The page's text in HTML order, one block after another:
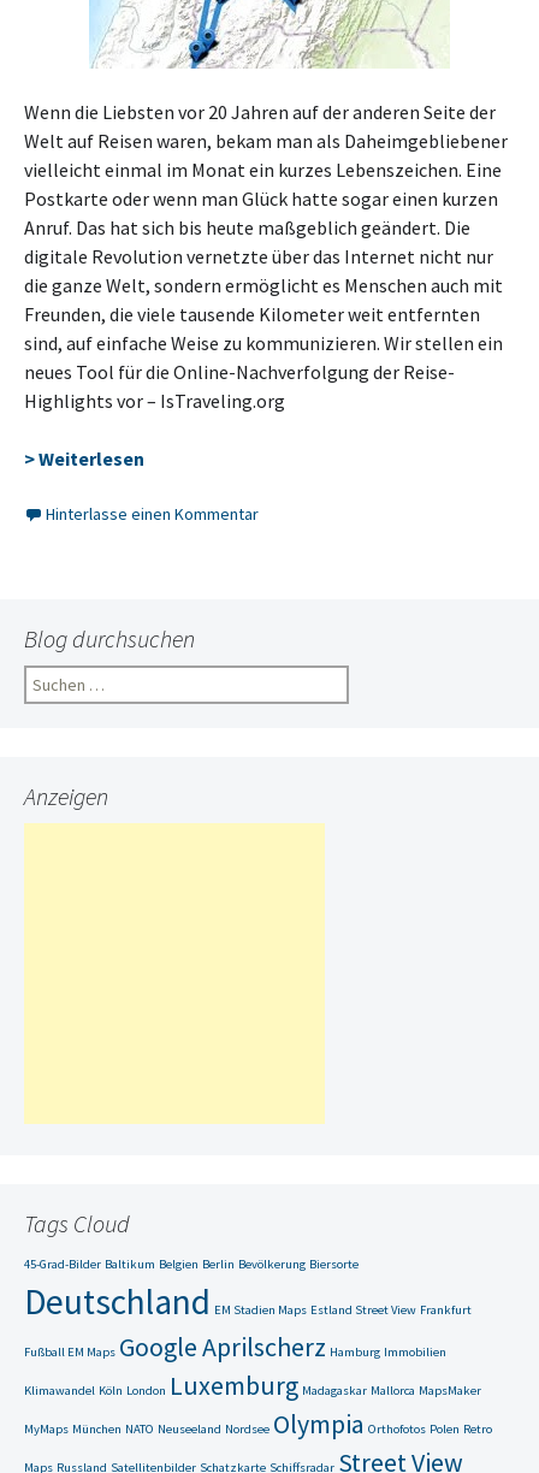
Wenn die Liebsten vor 20 Jahren auf der anderen Seite der
Welt auf Reisen waren, bekam man als Daheimgebliebener
vielleicht einmal im Monat ein kurzes Lebenszeichen. Eine
Postkarte oder wenn man Glück hatte sogar einen kurzen
Anruf. Das hat sich bis heute maßgeblich geändert. Die
digitale Revolution vernetzte über das Internet nicht nur
die ganze Welt, sondern ermöglicht es Menschen auch mit
Freunden, die viele tausende Kilometer weit entfernten
sind, auf einfache Weise zu kommunizieren. Wir stellen ein
neues Tool für die Online-Nachverfolgung der Reise-
Highlights vor – IsTraveling.org
> Weiterlesen
Hinterlasse einen Kommentar
Blog durchsuchen
Suchen
nach:
Anzeigen
Tags Cloud
45-Grad-Bilder Baltikum Belgien Berlin Bevölkerung Biersorte
Deutschland EM Stadien Maps Estland Street View Frankfurt
Fußball EM Maps Google Aprilscherz Hamburg Immobilien
Klimawandel Köln London Luxemburg Madagaskar Mallorca MapsMaker
MyMaps München NATO Neuseeland Nordsee Olympia Orthofotos Polen Retro
Maps Russland Satellitenbilder Schatzkarte Schiffsradar Street View